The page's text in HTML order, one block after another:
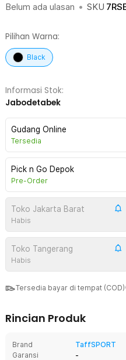
Belum ada ulasan • SKU
Pilihan Warna:
Black
Informasi Stok:
Jabodetabek
Gudang Online
Tersedia
Pick n Go Depok
Pre-Order
Toko Jakarta Barat
Habis
Toko Tangerang
Habis
Tersedia bayar di tempat (COD)
Rincian Produk
Brand
TaffSPORT
Garansi
-